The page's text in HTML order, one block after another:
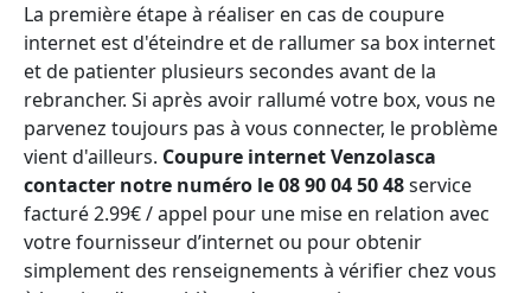
La première étape à réaliser en cas de coupure
internet est d'éteindre et de rallumer sa box internet
et de patienter plusieurs secondes avant de la
rebrancher. Si après avoir rallumé votre box, vous ne
parvenez toujours pas à vous connecter, le problème
vient d'ailleurs. Coupure internet Venzolasca
contacter notre numéro le 08 90 04 50 48service
facturé 2.99€ / appel pour une mise en relation avec
votre fournisseur d’internet ou pour obtenir
simplement des renseignements à vérifier chez vous